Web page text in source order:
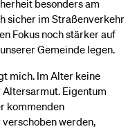
besonders am
sicher im Straßenverkehr
Fokus noch stärker auf
Gemeinde legen.
mich. Im Alter keine
Altersarmut. Eigentum
kommenden
werden,